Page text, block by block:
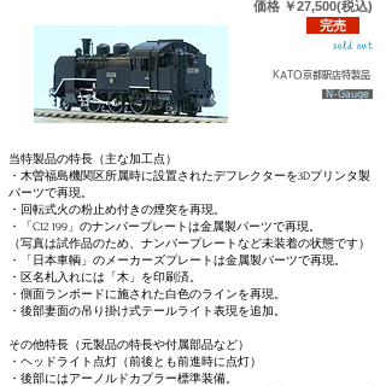
価格 ￥27,500(税込)
完売
sold out
KATO京都駅店特製品
N-Gauge
当特製品の特長（主な加工点）
​・木曽福島機関区所属時に設置されたデフレクターを3Dプリンタ製
パーツで再現。
​・回転式火の粉止め付きの煙突を再現。
・「C12 199」のナンバープレートは金属製パーツで再現。​
​（写真は試作品のため、ナンバープレートなど未装着の状態です）
・「日本車輌」のメーカーズプレートは金属製パーツで再現。
・区名札入れには「木」を印刷済。
・側面ランボードに施された白色のラインを再現。
・後部妻面の吊り掛け式テールライト表現を追加。
その他特長（元製品の特長や付属部品など）
・ヘッドライト点灯（前後とも前進時に点灯）
・後部にはアーノルドカプラー標準装備。